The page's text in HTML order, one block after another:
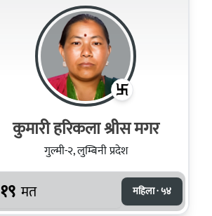
कुमारी हरिकला श्रीस मगर
गुल्मी-२, लुम्बिनी प्रदेश
१९ मत महिला · ५४